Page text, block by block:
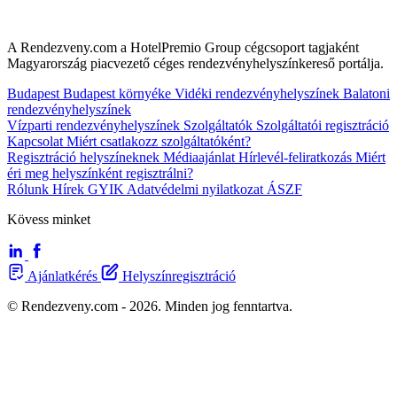
A Rendezveny.com a HotelPremio Group cégcsoport tagjaként
Magyarország piacvezető céges rendezvényhelyszínkereső portálja.
Budapest Budapest környéke Vidéki rendezvényhelyszínek Balatoni
rendezvényhelyszínek
Vízparti rendezvényhelyszínek Szolgáltatók Szolgáltatói regisztráció
Kapcsolat Miért csatlakozz szolgáltatóként?
Regisztráció helyszíneknek Médiaajánlat Hírlevél-feliratkozás Miért
éri meg helyszínként regisztrálni?
Rólunk Hírek GYIK Adatvédelmi nyilatkozat ÁSZF
Kövess minket
Ajánlatkérés
Helyszínregisztráció
© Rendezveny.com - 2026. Minden jog fenntartva.